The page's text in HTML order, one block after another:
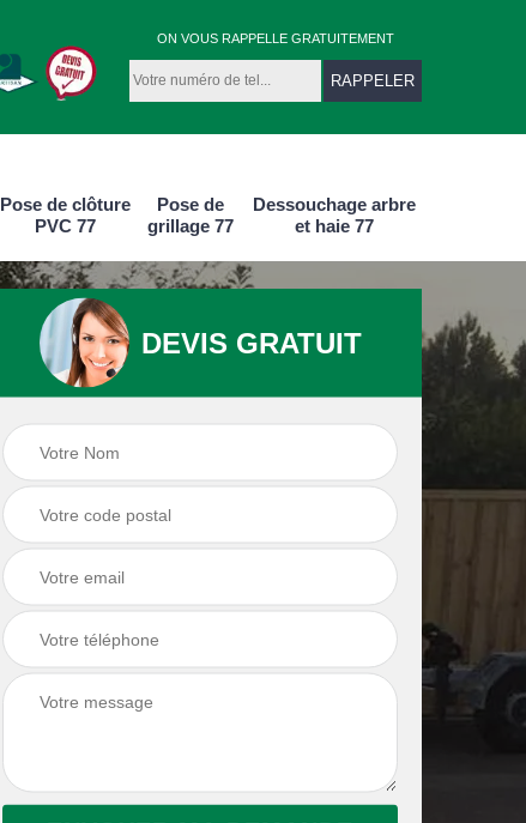
ON VOUS RAPPELLE GRATUITEMENT
Pose de clôture
PVC 77
Pose de
grillage 77
Dessouchage arbre
et haie 77
Pose de clôture
Pose de clôture
PVC 77
DEVIS GRATUIT